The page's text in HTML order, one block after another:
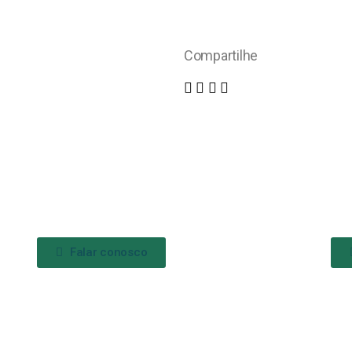
Compartilhe
Falar conosco